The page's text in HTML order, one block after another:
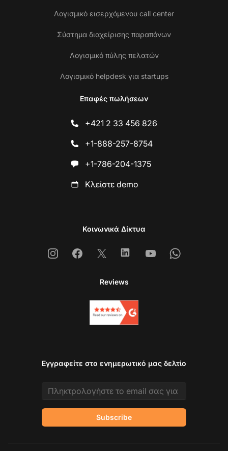
Λογισμικό εισερχόμενου call center
Σύστημα διαχείρισης παραπόνων
Λογισμικό πύλης πελατών
Λογισμικό helpdesk για startups
Επαφές πωλήσεων
+421 2 33 456 826
+1-888-257-8754
+1-786-204-1375
Κλείστε demo
Κοινωνικά Δίκτυα
InstagramFacebook
X LinkedinYoutubeWhatsapp
Reviews
Εγγραφείτε στο ενημερωτικό μας δελτίο
Email address
Subscribe